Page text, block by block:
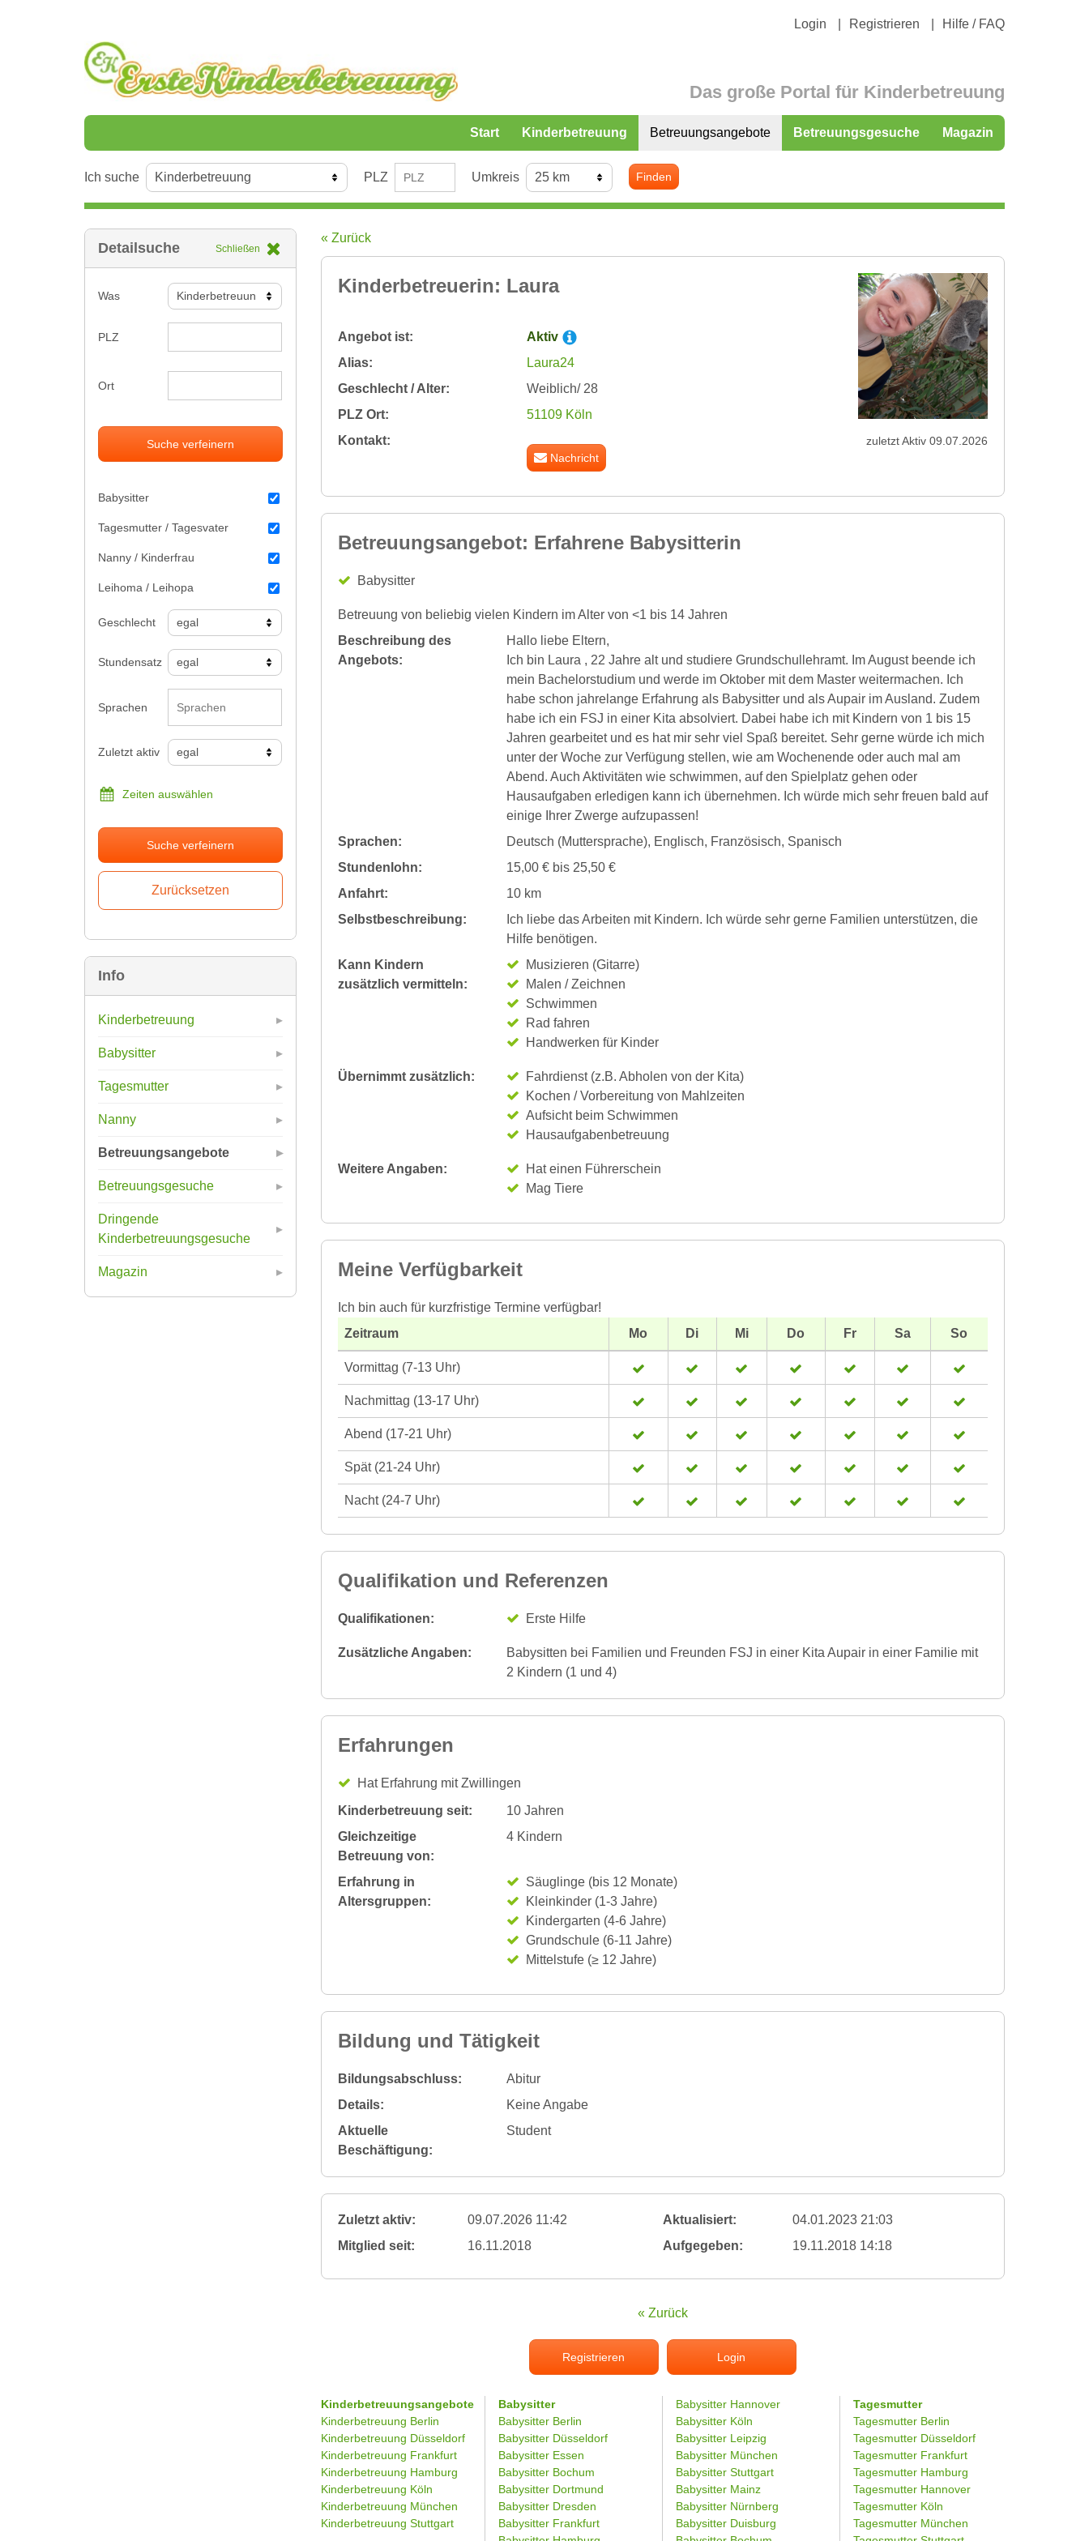
Login Registrieren Hilfe / FAQ
Das große Portal für Kinderbetreuung
Start Kinderbetreuung Betreuungsangebote Betreuungsgesuche Magazin
Ich suche PLZ Umkreis Finden
Detailsuche Schließen
Was
PLZ
Ort
Suche verfeinern
Babysitter
Tagesmutter / Tagesvater
Nanny / Kinderfrau
Leihoma / Leihopa
Geschlecht
Stundensatz
Sprachen
Zuletzt aktiv
Zeiten auswählen
Suche verfeinern
Info
Kinderbetreuung
Babysitter
Tagesmutter
Nanny
Betreuungsangebote
Betreuungsgesuche
Dringende
Kinderbetreuungsgesuche
Magazin
« Zurück
Kinderbetreuerin: Laura
Angebot ist:
Aktiv
Alias:
Laura24
Geschlecht / Alter:
Weiblich/ 28
PLZ Ort:
51109 Köln
Kontakt:
Nachricht
zuletzt Aktiv 09.07.2026
Betreuungsangebot: Erfahrene Babysitterin
Babysitter
Betreuung von beliebig vielen Kindern im Alter von <1 bis 14 Jahren
Beschreibung des
Angebots:
Hallo liebe Eltern,
Ich bin Laura , 22 Jahre alt und studiere Grundschullehramt. Im August beende ich
mein Bachelorstudium und werde im Oktober mit dem Master weitermachen. Ich
habe schon jahrelange Erfahrung als Babysitter und als Aupair im Ausland. Zudem
habe ich ein FSJ in einer Kita absolviert. Dabei habe ich mit Kindern von 1 bis 15
Jahren gearbeitet und es hat mir sehr viel Spaß bereitet. Sehr gerne würde ich mich
unter der Woche zur Verfügung stellen, wie am Wochenende oder auch mal am
Abend. Auch Aktivitäten wie schwimmen, auf den Spielplatz gehen oder
Hausaufgaben erledigen kann ich übernehmen. Ich würde mich sehr freuen bald auf
einige Ihrer Zwerge aufzupassen!
Sprachen:
Deutsch (Muttersprache), Englisch, Französisch, Spanisch
Stundenlohn:
15,00 € bis 25,50 €
Anfahrt:
10 km
Selbstbeschreibung:
Ich liebe das Arbeiten mit Kindern. Ich würde sehr gerne Familien unterstützen, die
Hilfe benötigen.
Kann Kindern
zusätzlich vermitteln:
Musizieren (Gitarre)
Malen / Zeichnen
Schwimmen
Rad fahren
Handwerken für Kinder
Übernimmt zusätzlich:
Fahrdienst (z.B. Abholen von der Kita)
Kochen / Vorbereitung von Mahlzeiten
Aufsicht beim Schwimmen
Hausaufgabenbetreuung
Weitere Angaben:
Hat einen Führerschein
Mag Tiere
Meine Verfügbarkeit
Ich bin auch für kurzfristige Termine verfügbar!
Zeitraum
Mo Di Mi Do Fr Sa So
Vormittag (7-13 Uhr)
Nachmittag (13-17 Uhr)
Abend (17-21 Uhr)
Spät (21-24 Uhr)
Nacht (24-7 Uhr)
Qualifikation und Referenzen
Qualifikationen: Erste Hilfe
Zusätzliche Angaben:
Babysitten bei Familien und Freunden FSJ in einer Kita Aupair in einer Familie mit
2 Kindern (1 und 4)
Erfahrungen
Hat Erfahrung mit Zwillingen
Kinderbetreuung seit:
10 Jahren
Gleichzeitige
Betreuung von:
4 Kindern
Erfahrung in
Altersgruppen:
Säuglinge (bis 12 Monate)
Kleinkinder (1-3 Jahre)
Kindergarten (4-6 Jahre)
Grundschule (6-11 Jahre)
Mittelstufe (≥ 12 Jahre)
Bildung und Tätigkeit
Bildungsabschluss:
Abitur
Details:
Keine Angabe
Aktuelle
Beschäftigung:
Student
Zuletzt aktiv: 09.07.2026 11:42 Aktualisiert:
04.01.2023 21:03
Mitglied seit:
16.11.2018 Aufgegeben: 19.11.2018 14:18
« Zurück
Registrieren Login
Kinderbetreuungsangebote
Kinderbetreuung Berlin
Kinderbetreuung Düsseldorf
Kinderbetreuung Frankfurt
Kinderbetreuung Hamburg
Kinderbetreuung Köln
Kinderbetreuung München
Kinderbetreuung Stuttgart
Babysitter
Babysitter Berlin
Babysitter Düsseldorf
Babysitter Essen
Babysitter Bochum
Babysitter Dortmund
Babysitter Dresden
Babysitter Frankfurt
Babysitter Hannover
Babysitter Köln
Babysitter Leipzig
Babysitter München
Babysitter Stuttgart
Babysitter Mainz
Babysitter Nürnberg
Babysitter Duisburg
Tagesmutter
Tagesmutter Berlin
Tagesmutter Düsseldorf
Tagesmutter Frankfurt
Tagesmutter Hamburg
Tagesmutter Hannover
Tagesmutter Köln
Tagesmutter München